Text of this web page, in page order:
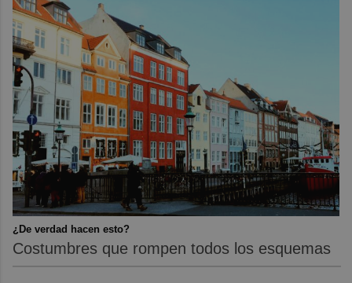
¿De verdad hacen esto?
Costumbres que rompen todos los esquemas